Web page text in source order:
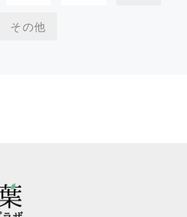
その他